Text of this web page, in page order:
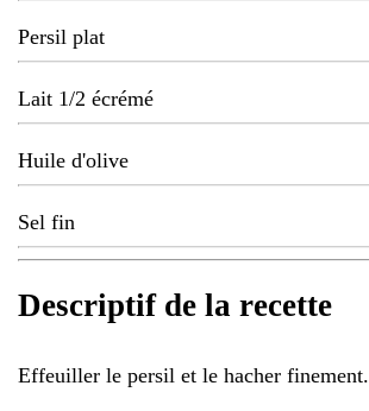
Persil plat
Lait 1/2 écrémé
Huile d'olive
Sel fin
Descriptif de la recette
Effeuiller le persil et le hacher finement.